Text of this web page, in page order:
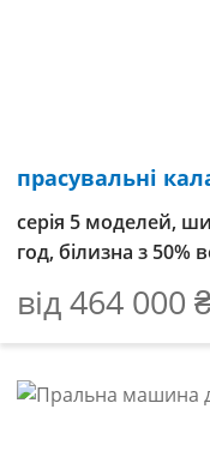
прасувальні
серія 5 моделей,
год, білизна з 50%
від464 000